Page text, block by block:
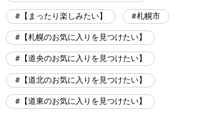
【まったり楽しみたい】 札幌市
【札幌のお気に入りを見つけたい】
【道央のお気に入りを見つけたい】
【道北のお気に入りを見つけたい】
【道東のお気に入りを見つけたい】